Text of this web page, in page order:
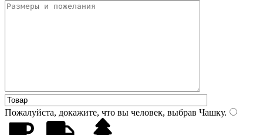
Пожалуйста, докажите, что вы человек, выбрав Чашку.